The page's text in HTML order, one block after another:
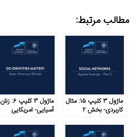
مطالب مرتبط:
ماژول ۳ کلیپ ۱۵: مثال
کاربردی- بخش ۲
ماژول ۳ کلیپ ۶: زنان
آسیایی- امریکایی